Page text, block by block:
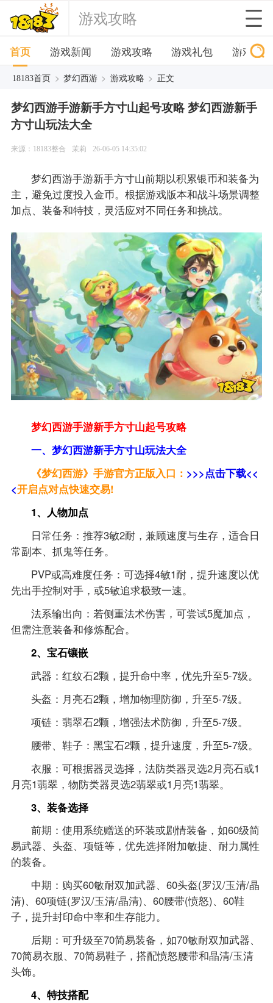
游戏攻略
首页 游戏新闻 游戏攻略 游戏礼包 游戏下
18183首页 > 梦幻西游 > 游戏攻略 > 正文
梦幻西游手游新手方寸山起号攻略 梦幻西游新手
方寸山玩法大全
来源：18183整合 茉莉 26-06-05 14:35:02
梦幻西游手游新手方寸山前期以积累银币和装备为
主，避免过度投入金币。根据游戏版本和战斗场景调整
加点、装备和特技，灵活应对不同任务和挑战。
梦幻西游手游新手方寸山起号攻略
一、梦幻西游新手方寸山玩法大全
《梦幻西游》手游官方正版入口： >>>点击下载<<
<开启点对点快速交易!
1、人物加点
日常任务：推荐3敏2耐，兼顾速度与生存，适合日
常副本、抓鬼等任务。
PVP或高难度任务：可选择4敏1耐，提升速度以优
先出手控制对手，或5敏追求极致一速。
法系输出向：若侧重法术伤害，可尝试5魔加点，
但需注意装备和修炼配合。
2、宝石镶嵌
武器：红纹石2颗，提升命中率，优先升至5-7级。
头盔：月亮石2颗，增加物理防御，升至5-7级。
项链：翡翠石2颗，增强法术防御，升至5-7级。
腰带、鞋子：黑宝石2颗，提升速度，升至5-7级。
衣服：可根据器灵选择，法防类器灵选2月亮石或1
月亮1翡翠，物防类器灵选2翡翠或1月亮1翡翠。
3、装备选择
前期：使用系统赠送的环装或剧情装备，如60级简
易武器、头盔、项链等，优先选择附加敏捷、耐力属性
的装备。
中期：购买60敏耐双加武器、60头盔(罗汉/玉清/晶
清)、60项链(罗汉/玉清/晶清)、60腰带(愤怒)、60鞋
子，提升封印命中率和生存能力。
后期：可升级至70简易装备，如70敏耐双加武器、
70简易衣服、70简易鞋子，搭配愤怒腰带和晶清/玉清
头饰。
4、特技搭配